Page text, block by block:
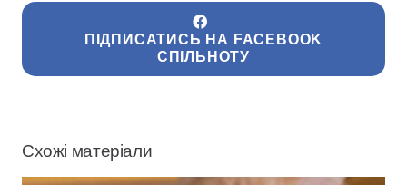
ПІДПИСАТИСЬ НА FACEBOOK
СПІЛЬНОТУ
Схожі матеріали